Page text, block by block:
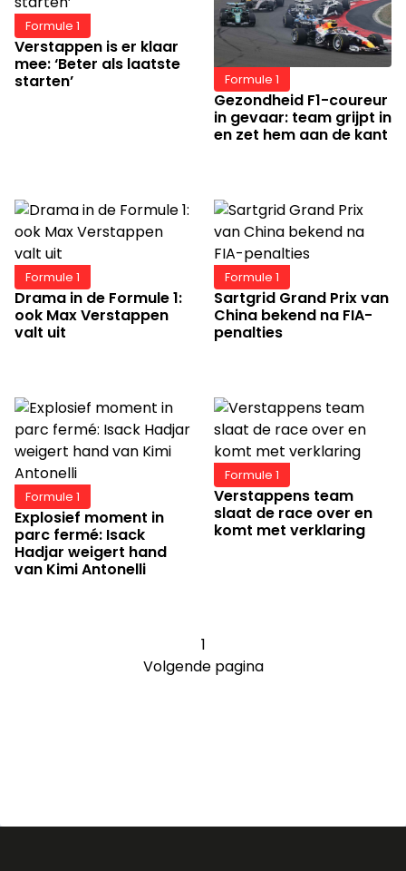
Formule 1
Verstappen is er klaar
mee: ‘Beter als laatste
starten’
Formule 1
Gezondheid F1-coureur
in gevaar: team grijpt in
en zet hem aan de kant
Formule 1
Drama in de Formule 1:
ook Max Verstappen
valt uit
Formule 1
Sartgrid Grand Prix van
China bekend na FIA-
penalties
Formule 1
Explosief moment in
parc fermé: Isack
Hadjar weigert hand
van Kimi Antonelli
Formule 1
Verstappens team
slaat de race over en
komt met verklaring
1
Volgende pagina